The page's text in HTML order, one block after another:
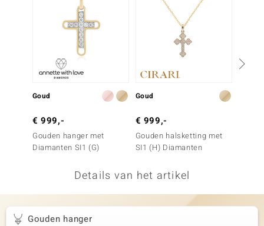
Goud
€ 999,-
Gouden hanger met
Diamanten SI1 (G)
Goud
€ 999,-
Gouden halsketting met
SI1 (H) Diamanten
Details van het artikel
Gouden hanger